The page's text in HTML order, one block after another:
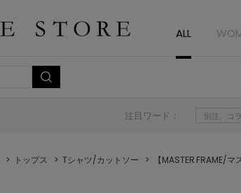
ALL
注目ワード： 別注、コ
トップス Tシャツ/カットソー 【MASTER FRAME/